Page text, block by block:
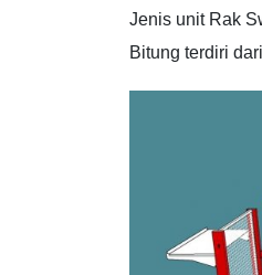
Jenis unit Rak
Bitung terdiri